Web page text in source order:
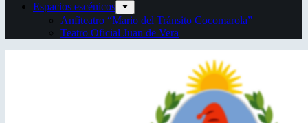
Espacios escénicos
Anfiteatro “Mario del Tránsito Cocomarola”
Teatro Oficial Juan de Vera